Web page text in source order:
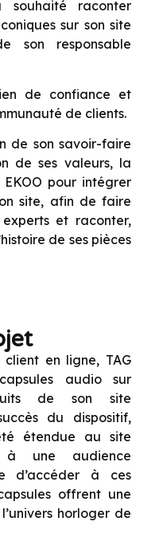
raconter
sur son site
son responsable
de confiance et
de clients.
de son savoir-faire
de ses valeurs, la
pour intégrer
site, afin de faire
et raconter,
histoire de ses pièces
client en ligne, TAG
audio sur
de son site
du dispositif,
étendue au site
une audience
d’accéder à ces
offrent une
horloger de